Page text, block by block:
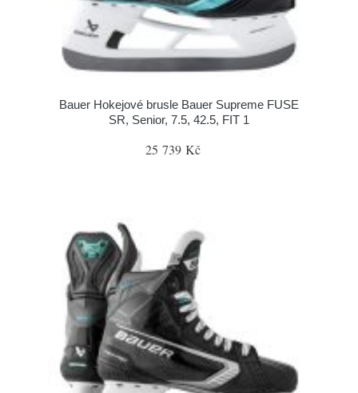
Bauer Hokejové brusle Bauer Supreme FUSE
SR, Senior, 7.5, 42.5, FIT 1
25 739 Kč